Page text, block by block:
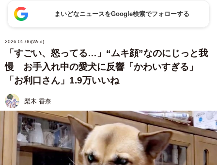
まいどなニュースをGoogle検索でフォローする
2026.05.06(Wed)
「すごい、怒ってる…」“ムキ顔”なのにじっと我
慢 お手入れ中の愛犬に反響「かわいすぎる」
「お利口さん」1.9万いいね
梨木 香奈